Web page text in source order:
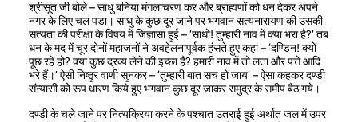
श्रीसूत जी बोले – साधु बनिया मंगलाचरण कर और ब्राह्मणों को धन देकर अपने
नगर के लिए चल पड़ा। साधु के कुछ दूर जाने पर भगवान सत्यनारायण की उसकी
सत्यता की परीक्षा के विषय में जिज्ञासा हुई – ‘साधो! तुम्हारी नाव में क्या भरा है?’ तब
धन के मद में चूर दोनों महाजनों ने अवहेलनापूर्वक हंसते हुए कहा – ‘दण्डिन! क्यों
पूछ रहे हो? क्या कुछ द्रव्य लेने की इच्छा है? हमारी नाव में तो लता और पत्ते आदि
भरे हैं।’ ऐसी निष्ठुर वाणी सुनकर – ‘तुम्हारी बात सच हो जाय’ – ऐसा कहकर दण्डी
संन्यासी को रूप धारण किये हुए भगवान कुछ दूर जाकर समुद्र के समीप बैठ गये।
दण्डी के चले जाने पर नित्यक्रिया करने के पश्चात उतराई हुई अर्थात जल में उपर